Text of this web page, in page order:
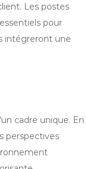
Les postes
pour
intégreront une
cadre unique. En
perspectives